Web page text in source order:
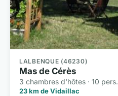
LALBENQUE (46230)
Mas de Cérès
3 chambres d'hôtes · 10 pers.
23 km de Vidaillac